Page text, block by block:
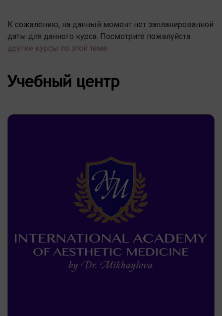
К сожалению, на данный момент нет запланированной
даты для данного курса. Посмотрите пожалуйста
другие курсы по этой теме
Учебный центр